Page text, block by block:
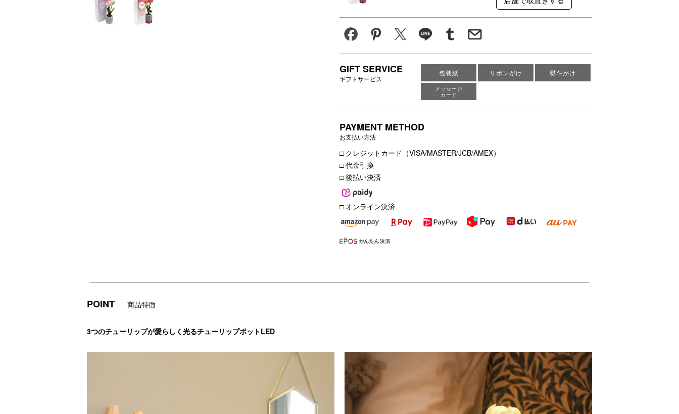
GIFT SERVICE
ギフトサービス
包装紙 リボンがけ 熨斗がけ
メッセージ
カード
PAYMENT METHOD
お支払い方法
□ クレジットカード（VISA/MASTER/JCB/AMEX）
□ 代金引換
□ 後払い決済
□ オンライン決済
POINT 商品特徴
3つのチューリップが愛らしく光るチューリップポットLED